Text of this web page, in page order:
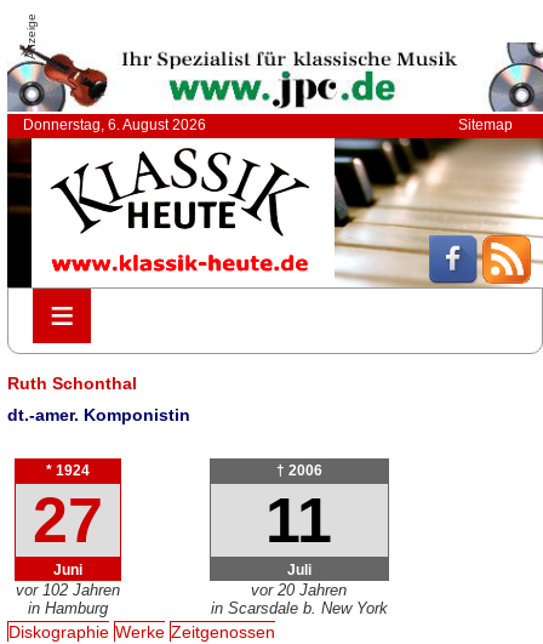
Anzeige
Donnerstag, 6. August 2026 Sitemap
≡
≡
Ruth Schonthal
dt.-amer. Komponistin
* 1924
27
Juni
vor 102 Jahren
in Hamburg
† 2006
11
Juli
vor 20 Jahren
in Scarsdale b. New York
Diskographie Werke Zeitgenossen